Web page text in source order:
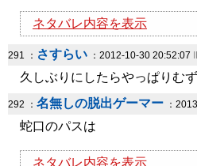
ネタバレ内容を表示
291 ： さすらい ：2012-10-30 20:52:07
久しぶりにしたらやっぱりむ
292 ： 名無しの脱出ゲーマー ：
蛇口のパスは
ネタバレ内容を表示